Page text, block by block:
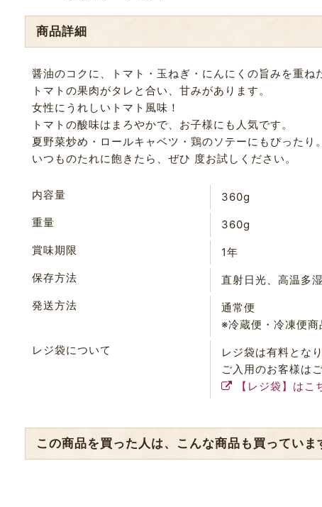
商品詳細
醤油のコクに、トマト・玉ねぎ・にんにくの旨みを重ね
トマトの果肉がタレと合い、甘みがあります。
女性にうれしいトマト風味！
トマトの酸味はまろやかで、お子様にも人気です。
夏野菜炒め・ロールキャベツ・鶏のソテーにもぴったり。
いつものたれに飽きたら、ぜひ 度お試しください。
内容量
360g
重量
360g
賞味期限
1年
保存方法
直射日光、高温多
発送方法
通常便
※冷蔵便・冷凍便商
レジ袋について
レジ袋は有料となり
ご入用のお客様は
【レジ袋】はこ
この商品を買った人は、こんな商品も買っていま